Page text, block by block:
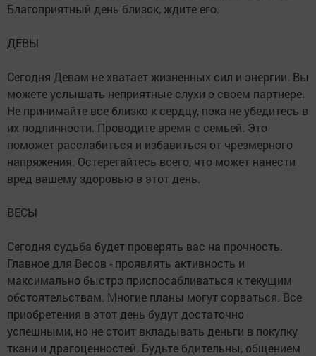
Благоприятный день близок, ждите его.
ДЕВЫ
Сегодня Девам не хватает жизненных сил и энергии. Вы
можете услышать неприятные слухи о своем партнере.
Не принимайте все близко к сердцу, пока не убедитесь в
их подлинности. Проводите время с семьей. Это
поможет расслабиться и избавиться от чрезмерного
напряжения. Остерегайтесь всего, что может нанести
вред вашему здоровью в этот день.
ВЕСЫ
Сегодня судьба будет проверять вас на прочность.
Главное для Весов - проявлять активность и
максимально быстро приспосабливаться к текущим
обстоятельствам. Многие планы могут сорваться. Все
приобретения в этот день будут достаточно
успешными, но не стоит вкладывать деньги в покупку
ткани и драгоценностей. Будьте бдительны, общением